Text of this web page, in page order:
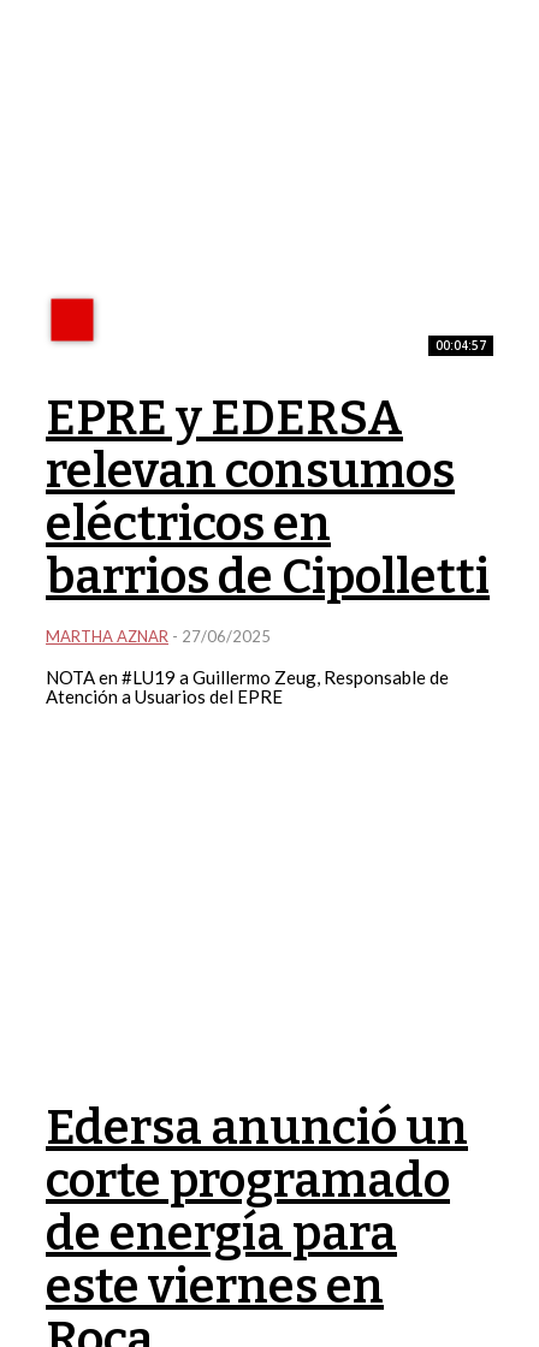
00:04:57
EPRE y EDERSA
relevan consumos
eléctricos en
barrios de Cipolletti
MARTHA AZNAR - 27/06/2025
NOTA en #LU19 a Guillermo Zeug, Responsable de
Atención a Usuarios del EPRE
Edersa anunció un
corte programado
de energía para
este viernes en